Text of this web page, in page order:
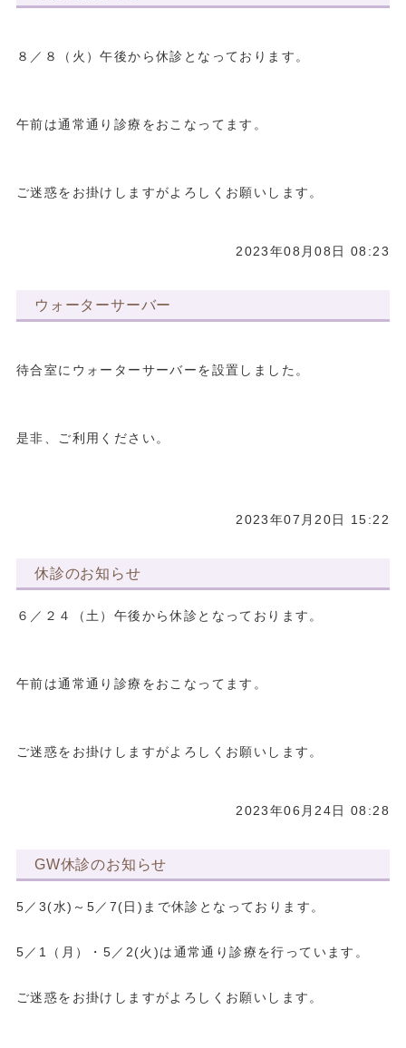
８／８（火）午後から休診となっております。
午前は通常通り診療をおこなってます。
ご迷惑をお掛けしますがよろしくお願いします。
2023年08月08日 08:23
ウォーターサーバー
待合室にウォーターサーバーを設置しました。
是非、ご利用ください。
2023年07月20日 15:22
休診のお知らせ
６／２４（土）午後から休診となっております。
午前は通常通り診療をおこなってます。
ご迷惑をお掛けしますがよろしくお願いします。
2023年06月24日 08:28
GW休診のお知らせ
5／3(水)～5／7(日)まで休診となっております。
5／1（月）・5／2(火)は通常通り診療を行っています。
ご迷惑をお掛けしますがよろしくお願いします。